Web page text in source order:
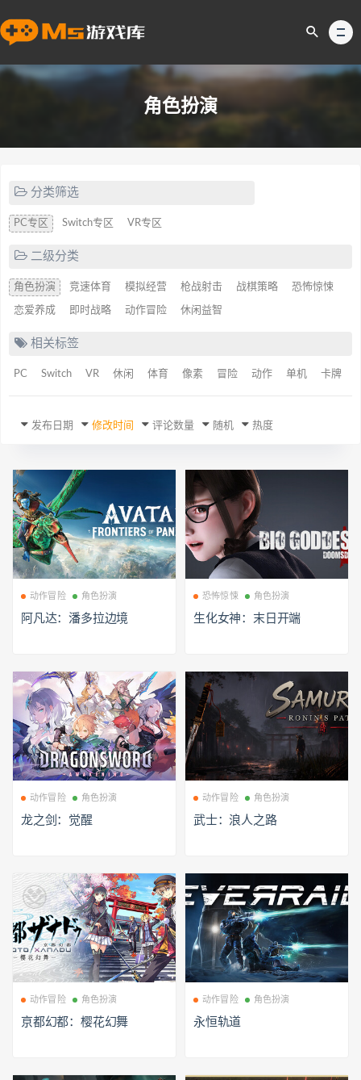
角色扮演
分类筛选
PC专区 Switch专区 VR专区
二级分类
角色扮演 竞速体育 模拟经营 枪战射击 战棋策略 恐怖惊悚
恋爱养成 即时战略 动作冒险 休闲益智
相关标签
PC Switch VR 休闲 体育 像素 冒险 动作 单机 卡牌
发布日期 修改时间 评论数量 随机 热度
动作冒险 角色扮演
阿凡达：潘多拉边境
恐怖惊悚 角色扮演
生化女神：末日开端
动作冒险 角色扮演
龙之剑：觉醒
动作冒险 角色扮演
武士：浪人之路
动作冒险 角色扮演
亰都幻都：樱花幻舞
动作冒险 角色扮演
永恒轨道